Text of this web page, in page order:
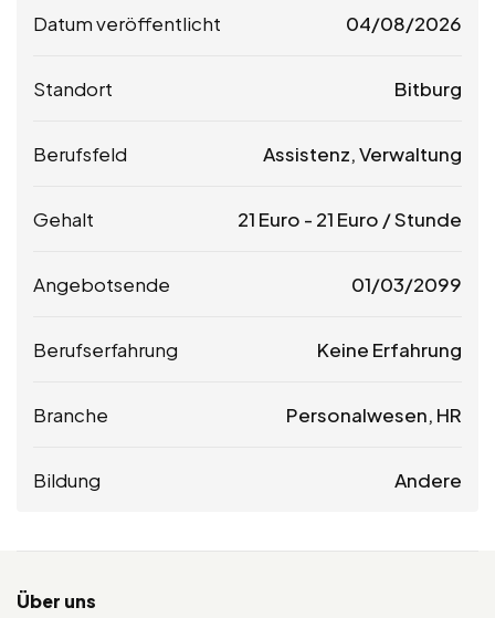
Datum veröffentlicht 04/08/2026
Standort Bitburg
Berufsfeld Assistenz, Verwaltung
Gehalt 21 Euro - 21 Euro / Stunde
Angebotsende 01/03/2099
Berufserfahrung Keine Erfahrung
Branche Personalwesen, HR
Bildung Andere
Über uns